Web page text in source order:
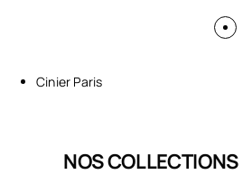
Cinier Paris
NOS COLLECTIONS